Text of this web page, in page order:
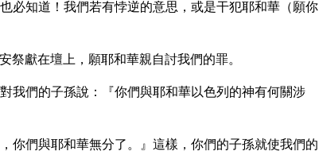
必知道！我們若有悖逆的意思，或是干犯耶和華（願你
獻在壇上，願耶和華親自討我們的罪。
我們的子孫說：『你們與耶和華以色列的神有何關涉
你們與耶和華無分了。』這樣，你們的子孫就使我們的